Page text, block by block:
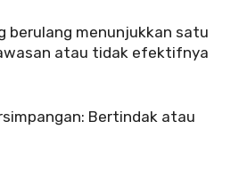
berulang menunjukkan satu
atau tidak efektifnya
Bertindak atau